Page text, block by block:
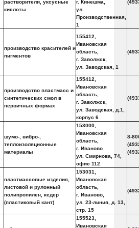
растворители, уксусные
кислоты
г. Кинешма,
ул.
Производственная,
1
производство красителей и
пигментов
155412,
Ивановская
область,
г. Заволжск,
ул. Заводская, 1
производство пластмасс и
синтетических смол в
первичных формах
155412,
Ивановская
область,
г. Заволжск,
ул. Заводская, д.1,
корпус 6
шумо-, вибро-,
теплоизоляционные
материалы
153000,
Ивановская
область,
г. Иваново
ул. Смирнова, 74,
офис 112
8-
пластмассовые изделия,
листовой и рулонный
полипропилен, кедер
(пластиковый кант)
153031,
Ивановская
область,
г. Иваново,
ул. 23-линия, д. 13,
стр. 15
155523,
Ивановская